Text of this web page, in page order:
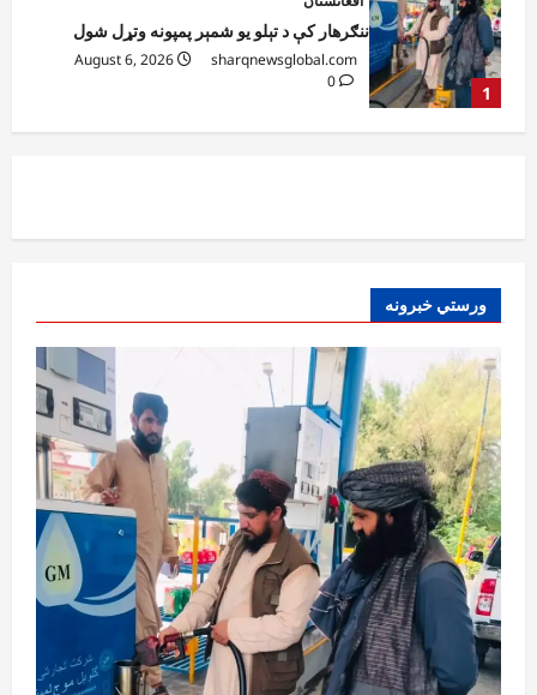
2
ټولګټو وزارت: قیصار ـ لامان سړک رغنیزې
چارې په بېلابېلو برخو کې روانې دي
sharqnewsglobal.com
4
غوره بولي
sharqnewsglobal.com
0
5
افغانستان
کورنیو چارو وزارت: حیرتان کې د بهرنیو
اسعارو د قاچاق هڅه شنډه شوه
sharqnewsglobal.com
August 6, 2026
0
ورستي خبرونه